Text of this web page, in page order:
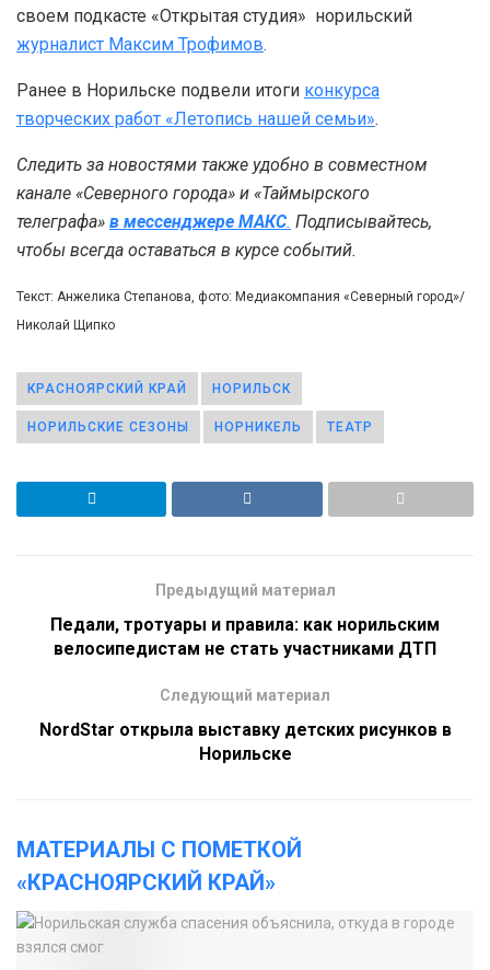
своем подкасте «Открытая студия» норильский
журналист Максим Трофимов.
Ранее в Норильске подвели итоги конкурса
творческих работ «Летопись нашей семьи».
Следить за новостями также удобно в совместном
канале «Северного города» и «Таймырского
телеграфа» в мессенджере MAКС. Подписывайтесь,
чтобы всегда оставаться в курсе событий.
Текст: Анжелика Степанова, фото: Медиакомпания «Северный город»/
Николай Щипко
КРАСНОЯРСКИЙ КРАЙ НОРИЛЬСК
НОРИЛЬСКИЕ СЕЗОНЫ НОРНИКЕЛЬ ТЕАТР
Предыдущий материал
Педали, тротуары и правила: как норильским
велосипедистам не стать участниками ДТП
Следующий материал
NordStar открыла выставку детских рисунков в
Норильске
МАТЕРИАЛЫ С ПОМЕТКОЙ
«КРАСНОЯРСКИЙ КРАЙ»